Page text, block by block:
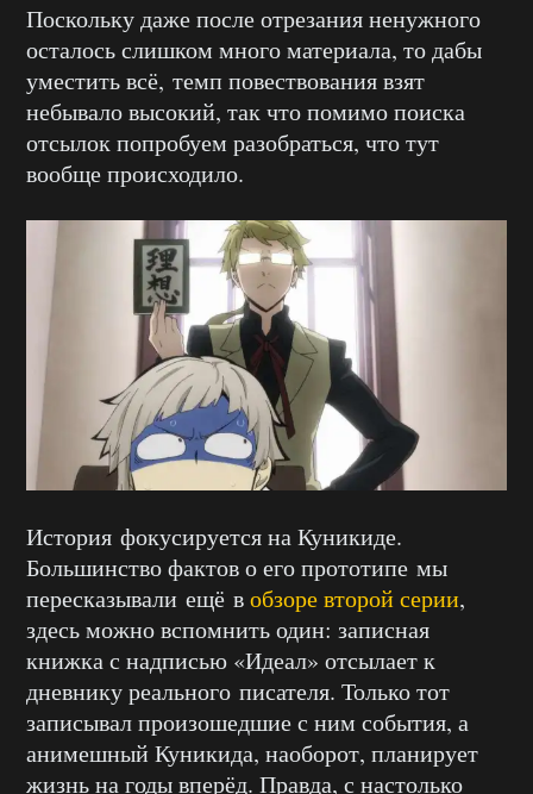
Поскольку даже после отрезания ненужного
осталось слишком много материала, то дабы
уместить всё, темп повествования взят
небывало высокий, так что помимо поиска
отсылок попробуем разобраться, что тут
вообще происходило.
История фокусируется на Куникиде.
Большинство фактов о его прототипе мы
пересказывали ещё вобзоре второй серии,
здесь можно вспомнить один: записная
книжка с надписью «Идеал» отсылает к
дневнику реального писателя. Только тот
записывал произошедшие с ним события, а
анимешный Куникида, наоборот, планирует
жизнь на годы вперёд. Правда, с настолько